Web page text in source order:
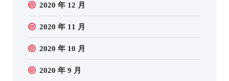
2020 年 12 月
2020 年 11 月
2020 年 10 月
2020 年 9 月